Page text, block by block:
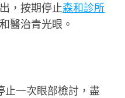
，按期停止森和診所
醫治青光眼。
止一次眼部檢討，盡